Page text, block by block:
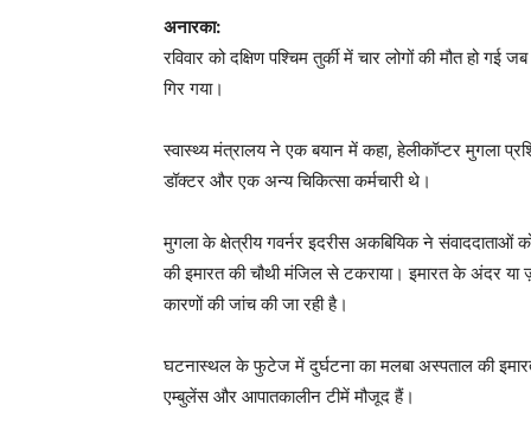
अनारका:
रविवार को दक्षिण पश्चिम तुर्की में चार लोगों की मौत हो
गिर गया।
स्वास्थ्य मंत्रालय ने एक बयान में कहा, हेलीकॉप्टर मुगला
डॉक्टर और एक अन्य चिकित्सा कर्मचारी थे।
मुगला के क्षेत्रीय गवर्नर इदरीस अकबियिक ने संवाददाताओं
की इमारत की चौथी मंजिल से टकराया। इमारत के अंदर
कारणों की जांच की जा रही है।
घटनास्थल के फुटेज में दुर्घटना का मलबा अस्पताल की
एम्बुलेंस और आपातकालीन टीमें मौजूद हैं।